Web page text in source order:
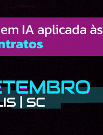
IA aplicada às